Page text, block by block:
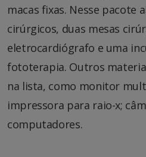
macas fixas. Nesse pacote
cirúrgicos, duas mesas
eletrocardiógrafo e uma
fototerapia. Outros
na lista, como monitor
impressora para raio-x;
computadores.